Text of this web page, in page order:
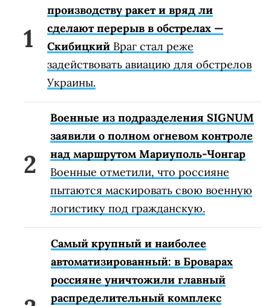
производству ракет и вряд ли
сделают перерыв в обстрелах —
Скибицкий Враг стал реже
задействовать авиацию для обстрелов
Украины.
Военные из подразделения SIGNUM
заявили о полном огневом контроле
над маршрутом Мариуполь-Чонгар
Военные отметили, что россияне
пытаются маскировать свою военную
логистику под гражданскую.
Самый крупный и наиболее
автоматизированный: в Броварах
россияне уничтожили главный
распределительный комплекс